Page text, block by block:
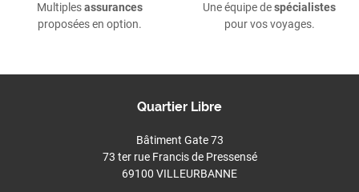
Multiplesassurances
proposées en option.
Une équipe despécialistes
pour vos voyages.
Quartier Libre
Bâtiment Gate 73
73 ter rue Francis de Pressensé
69100 VILLEURBANNE